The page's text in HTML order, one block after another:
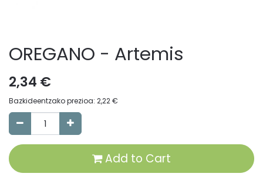
OREGANO - Artemis
2,34 €
Bazkideentzako prezioa: 2,22€
Add to Cart